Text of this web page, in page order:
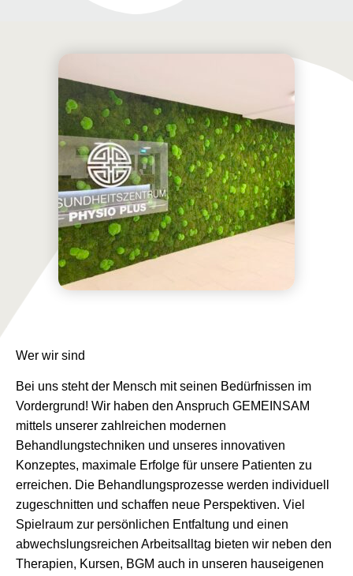
Wer wir sind
Bei uns steht der Mensch mit seinen Bedürfnissen im
Vordergrund! Wir haben den Anspruch GEMEINSAM
mittels unserer zahlreichen modernen
Behandlungstechniken und unseres innovativen
Konzeptes, maximale Erfolge für unsere Patienten zu
erreichen. Die Behandlungsprozesse werden individuell
zugeschnitten und schaffen neue Perspektiven. Viel
Spielraum zur persönlichen Entfaltung und einen
abwechslungsreichen Arbeitsalltag bieten wir neben den
Therapien, Kursen, BGM auch in unseren hauseigenen